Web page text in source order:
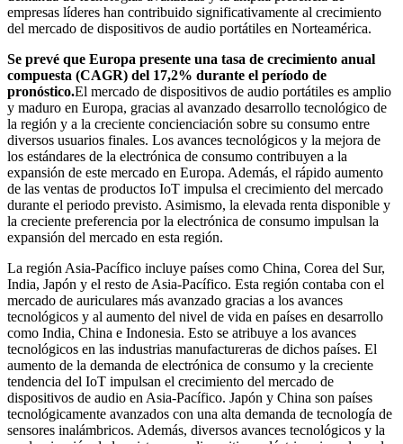
empresas líderes han contribuido significativamente al crecimiento
del mercado de dispositivos de audio portátiles en Norteamérica.
Se prevé que Europa presente una tasa de crecimiento anual
compuesta (CAGR) del 17,2% durante el período de
pronóstico.El mercado de dispositivos de audio portátiles es amplio
y maduro en Europa, gracias al avanzado desarrollo tecnológico de
la región y a la creciente concienciación sobre su consumo entre
diversos usuarios finales. Los avances tecnológicos y la mejora de
los estándares de la electrónica de consumo contribuyen a la
expansión de este mercado en Europa. Además, el rápido aumento
de las ventas de productos IoT impulsa el crecimiento del mercado
durante el periodo previsto. Asimismo, la elevada renta disponible y
la creciente preferencia por la electrónica de consumo impulsan la
expansión del mercado en esta región.
La región Asia-Pacífico incluye países como China, Corea del Sur,
India, Japón y el resto de Asia-Pacífico. Esta región contaba con el
mercado de auriculares más avanzado gracias a los avances
tecnológicos y al aumento del nivel de vida en países en desarrollo
como India, China e Indonesia. Esto se atribuye a los avances
tecnológicos en las industrias manufactureras de dichos países. El
aumento de la demanda de electrónica de consumo y la creciente
tendencia del IoT impulsan el crecimiento del mercado de
dispositivos de audio en Asia-Pacífico. Japón y China son países
tecnológicamente avanzados con una alta demanda de tecnología de
sensores inalámbricos. Además, diversos avances tecnológicos y la